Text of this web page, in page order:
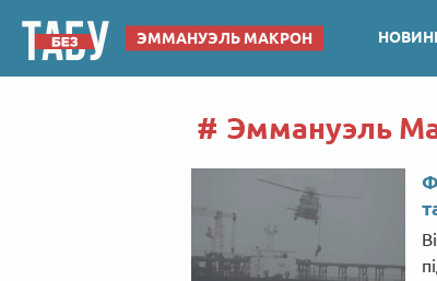
ЭММАНУЭЛЬ МАКРОН
Эммануэль